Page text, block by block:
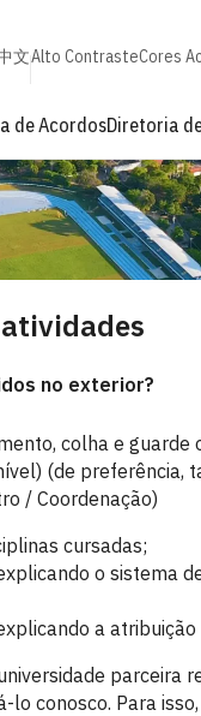
文Alto ContrasteCores
de AcordosDiretoria
no exterior?
colha e
(de
/ Coordenação)
cursadas;
o sistema
a
parceira
lo conosco. Para